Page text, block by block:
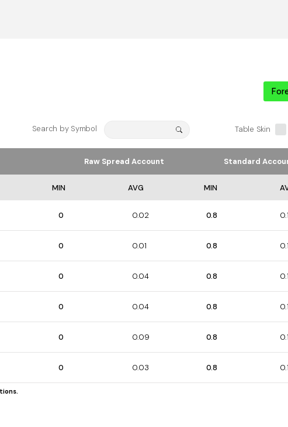
Search by Symbol Table Skin
Raw Spread Account Standard
MIN AVG MIN
0 0.02 0.8 0.1
0 0.01 0.8 0.1
0 0.04 0.8
0 0.04 0.8
0 0.09 0.8
0 0.03 0.8